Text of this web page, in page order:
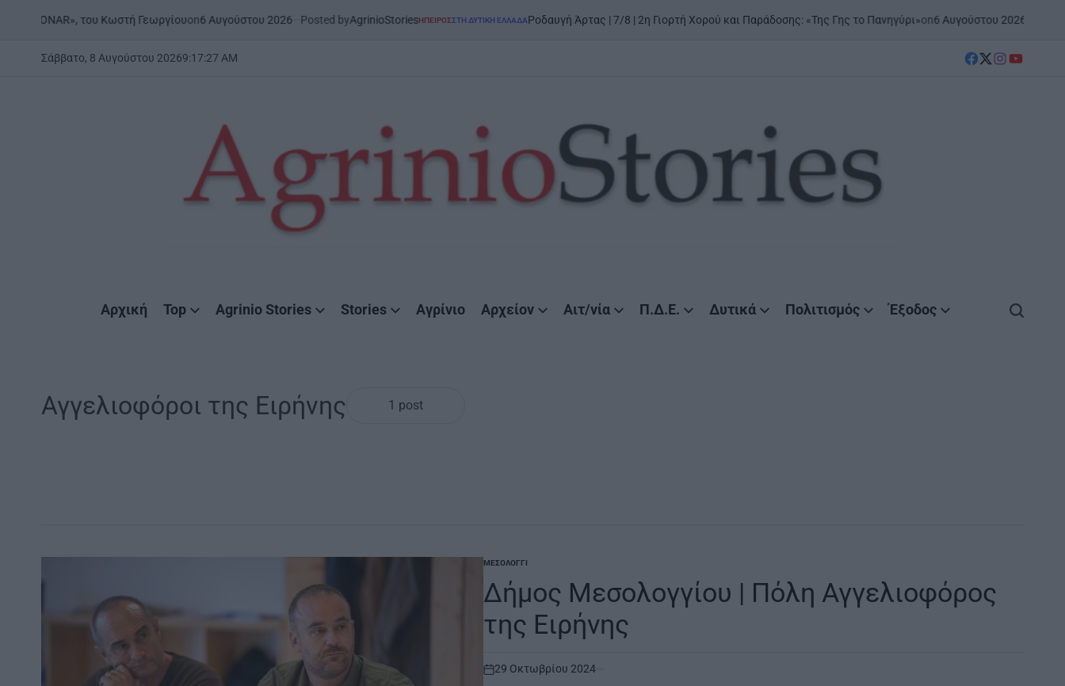
του Κωστή Γεωργίουon6 Αυγούστου 2026 Posted byAgrinioStoriesPOSTED
ΉΠΕΙΡΟΣΣΤΗ ΔΥΤΙΚΉ ΕΛΛΆΔΑΡοδαυγή Άρτας | 7/8 | 2η Γιορτή Χορού και Παράδοσης: «Της Γης το Πανηγύρι»on6 Αυγούστου 2026 Posted by
Σάββατο, 8 Αυγούστου 20269:17:28 AM
facebook
Twitter
instagram
YouTube
Αρχική Top Agrinio Stories Stories Αγρίνιο Αρχείον Αιτ/νία Π.Δ.Ε. Δυτικά Πολιτισμός Έξοδος
Αγγελιοφόροι της Ειρήνης 1 post
POSTED
ΜΕΣΟΛΌΓΓΙ
Δήμος Μεσολογγίου | Πόλη Αγγελιοφόρος
της Ειρήνης
on
29 Οκτωβρίου 2024